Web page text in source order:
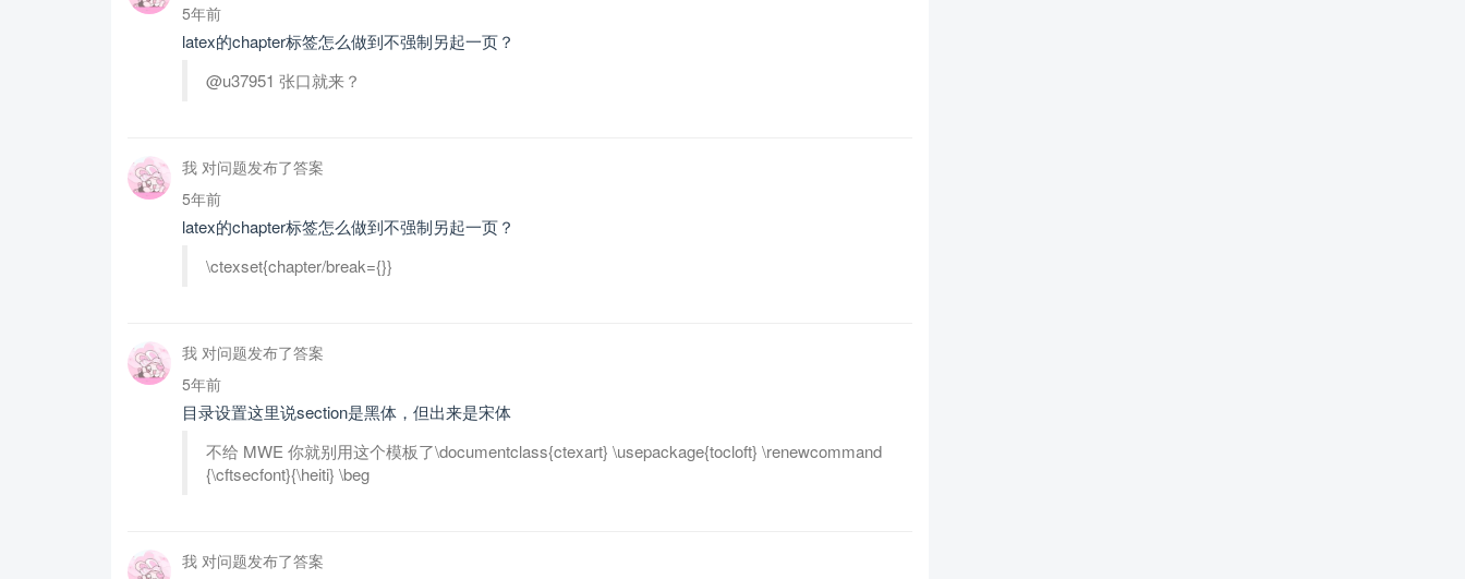
5年前
latex的chapter标签怎么做到不强制另起一页？
@u37951 张口就来？
我 对问题发布了答案
5年前
latex的chapter标签怎么做到不强制另起一页？
\ctexset{chapter/break={}}
我 对问题发布了答案
5年前
目录设置这里说section是黑体，但出来是宋体
不给 MWE 你就别用这个模板了\documentclass{ctexart} \usepackage{tocloft} \renewcommand
{\cftsecfont}{\heiti} \beg
我 对问题发布了答案